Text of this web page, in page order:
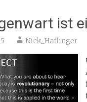
ist
Nick_Haflinger